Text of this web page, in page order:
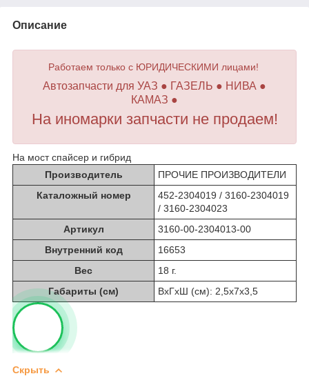
Описание
Работаем только с ЮРИДИЧЕСКИМИ лицами!
Автозапчасти для УАЗ ● ГАЗЕЛЬ ● НИВА ●
КАМАЗ ●
На иномарки запчасти не продаем!
На мост спайсер и гибрид
Производитель
ПРОЧИЕ ПРОИЗВОДИТЕЛИ
Каталожный номер
452-2304019 / 3160-2304019
/ 3160-2304023
Артикул
3160-00-2304013-00
Внутренний код
16653
Вес
18 г.
Габариты (см)
ВхГхШ (см): 2,5х7х3,5
Скрыть